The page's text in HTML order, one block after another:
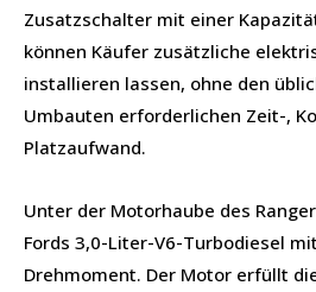
Zusatzschalter mit einer
können Käufer zusätzliche
installieren lassen, ohne den
Umbauten erforderlichen Zeit-,
Platzaufwand.
Unter der Motorhaube des
Fords 3,0-Liter-V6-Turbodiesel
Drehmoment. Der Motor erfüllt